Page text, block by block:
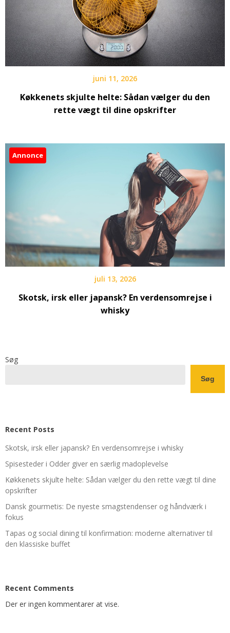
juni 11, 2026
Køkkenets skjulte helte: Sådan vælger du den
rette vægt til dine opskrifter
Annonce
juli 13, 2026
Skotsk, irsk eller japansk? En verdensomrejse i
whisky
Søg
Søg
Recent Posts
Skotsk, irsk eller japansk? En verdensomrejse i whisky
Spisesteder i Odder giver en særlig madoplevelse
Køkkenets skjulte helte: Sådan vælger du den rette vægt til dine
opskrifter
Dansk gourmetis: De nyeste smagstendenser og håndværk i
fokus
Tapas og social dining til konfirmation: moderne alternativer til
den klassiske buffet
Recent Comments
Der er ingen kommentarer at vise.